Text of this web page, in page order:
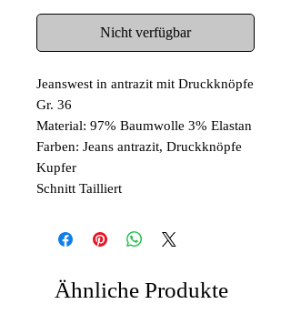
Nicht verfügbar
Jeanswest in antrazit mit Druckknöpfe
Gr. 36
Material: 97% Baumwolle 3% Elastan
Farben: Jeans antrazit, Druckknöpfe
Kupfer
Schnitt Tailliert
Ähnliche Produkte